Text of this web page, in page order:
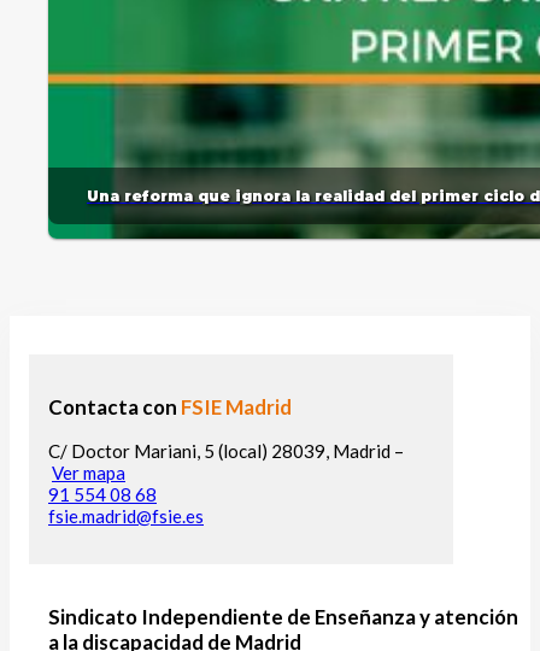
Una reforma que ignora la realidad del primer ciclo
Contacta con FSIE Madrid
C/ Doctor Mariani, 5 (local) 28039, Madrid –
Ver mapa
91 554 08 68
fsie.madrid@fsie.es
Sindicato Independiente de Enseñanza y atención
a la discapacidad de Madrid